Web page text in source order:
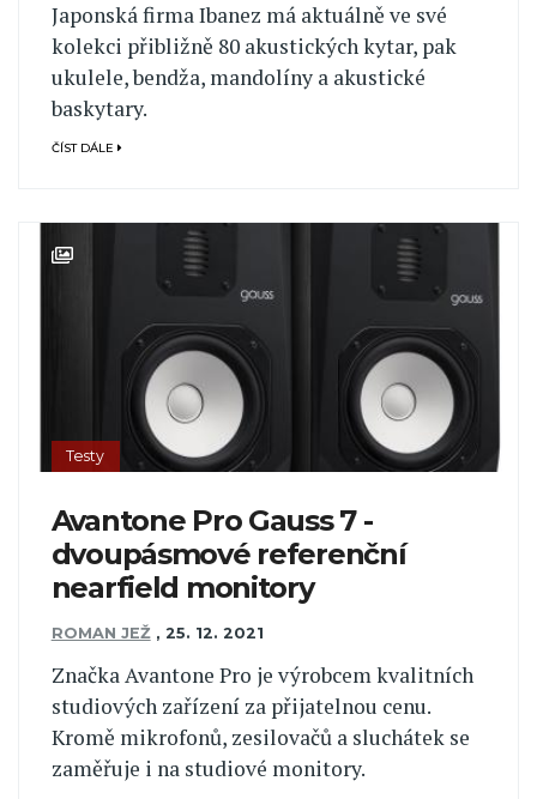
Japonská firma Ibanez má aktuálně ve své
kolekci přibližně 80 akustických kytar, pak
ukulele, bendža, mandolíny a akustické
baskytary.
ČÍST DÁLE
Testy
Avantone Pro Gauss 7 -
dvoupásmové referenční
nearfield monitory
ROMAN JEŽ , 25. 12. 2021
Značka Avantone Pro je výrobcem kvalitních
studiových zařízení za přijatelnou cenu.
Kromě mikrofonů, zesilovačů a sluchátek se
zaměřuje i na studiové monitory.